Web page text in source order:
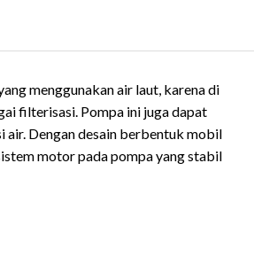
menggunakan air laut, karena di
filterisasi. Pompa ini juga dapat
air. Dengan desain berbentuk mobil
motor pada pompa yang stabil